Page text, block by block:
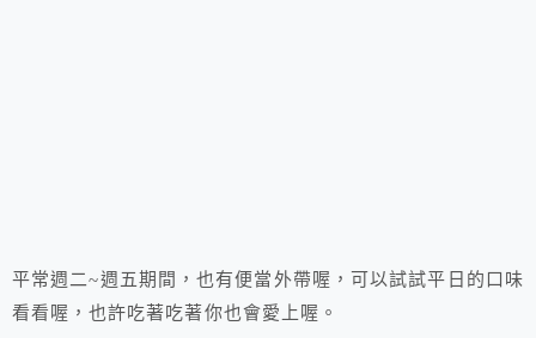
平常週二~週五期間，也有便當外帶喔，可以試試平日的口味
看看喔，也許吃著吃著你也會愛上喔。